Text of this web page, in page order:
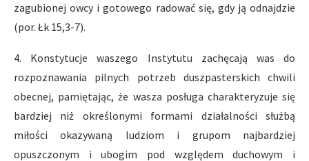
zagubionej owcy i gotowego radować się, gdy ją odnajdzie
(por. Łk 15,3-7).
4. Konstytucje waszego Instytutu zachęcają was do
rozpoznawania pilnych potrzeb duszpasterskich chwili
obecnej, pamiętając, że wasza posługa charakteryzuje się
bardziej niż określonymi formami działalności służbą
miłości okazywaną ludziom i grupom najbardziej
opuszczonym i ubogim pod względem duchowym i